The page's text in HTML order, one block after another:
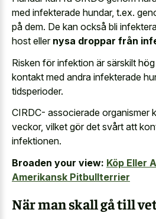
med infekterade hundar, t.ex.
på dem. De kan också bli
host eller nysa droppar från
Risken för infektion är särskilt
kontakt med andra infekterade
tidsperioder.
CIRDC- associerade organismer
veckor, vilket gör det svårt att
infektionen.
Broaden your view: Köp Eller
Amerikansk Pitbullterrier
När man skall gå till